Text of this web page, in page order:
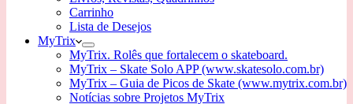
Carrinho
Lista de Desejos
MyTrix
MyTrix. Rolês que fortalecem o skateboard.
MyTrix – Skate Solo APP (www.skatesolo.com.br)
MyTrix – Guia de Picos de Skate (www.mytrix.com.br)
Notícias sobre Projetos MyTrix